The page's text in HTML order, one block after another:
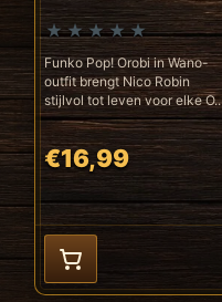
Funko Pop! Orobi in Wano-
outfit brengt Nico Robin
stijlvol tot leven voor elke O..
€16,99